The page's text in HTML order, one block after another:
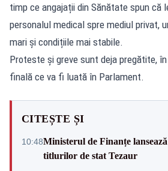
timp ce angajații din Sănătate spun că
personalul medical spre mediul privat,
mari și condițiile mai stabile.
Proteste și greve sunt deja pregătite,
finală ce va fi luată în Parlament.
CITEȘTE ȘI
10:48Ministerul de Finanțe
titlurilor de stat Tezaur